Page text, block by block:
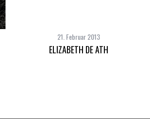
21. Februar 2013
ELIZABETH DE ATH